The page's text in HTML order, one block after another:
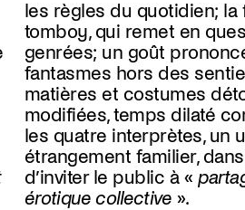
les règles du quotidien; la
tomboy, qui remet en
genrées; un goût
fantasmes hors des
matières et costumes
modifiées, temps dilaté
les quatre interprètes, un
étrangement familier,
d’inviter le public à «
érotique collective ».